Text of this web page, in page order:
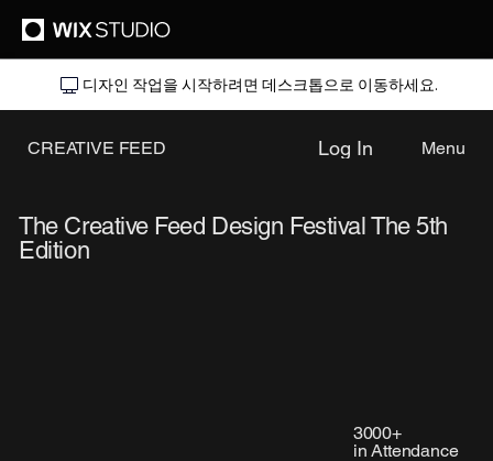
디자인 작업을 시작하려면 데스크톱으로 이동하세요.